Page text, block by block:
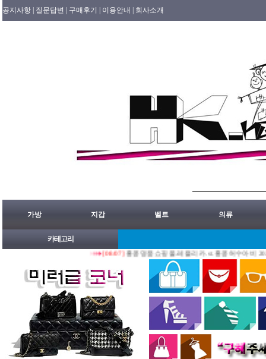
공지사항 | 질문답변 | 구매후기 | 이용안내 | 회사소개
가방 지갑 벨트 의류
카테고리
[08/07]홍콩명품쇼핑몰.레플리카.st.홍콩허수아비 2026년 08